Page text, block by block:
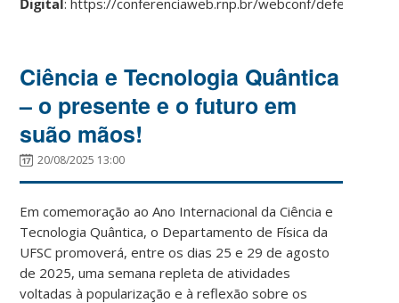
Ciência e Tecnologia Quântica
– o presente e o futuro em
suão mãos!
20/08/2025 13:00
Em comemoração ao Ano Internacional da Ciência e
Tecnologia Quântica, o Departamento de Física da
UFSC promoverá, entre os dias 25 e 29 de agosto
de 2025, uma semana repleta de atividades
voltadas à popularização e à reflexão sobre os